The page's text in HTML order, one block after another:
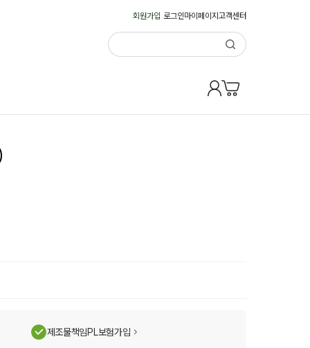
회원가입 로그인마이페이지 고객센터
제조물책임PL보험가입